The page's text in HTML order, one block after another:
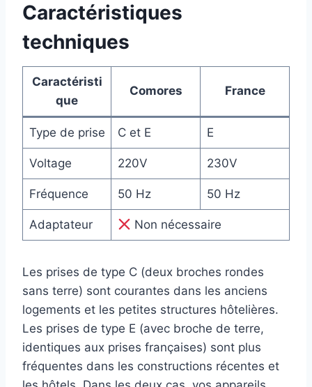
Caractéristiques
techniques
Caractéristi
que
Comores France
Type de prise C et E E
Voltage 220V 230V
Fréquence 50 Hz 50 Hz
Adaptateur Non nécessaire
Les prises de type C (deux broches rondes
sans terre) sont courantes dans les anciens
logements et les petites structures hôtelières.
Les prises de type E (avec broche de terre,
identiques aux prises françaises) sont plus
fréquentes dans les constructions récentes et